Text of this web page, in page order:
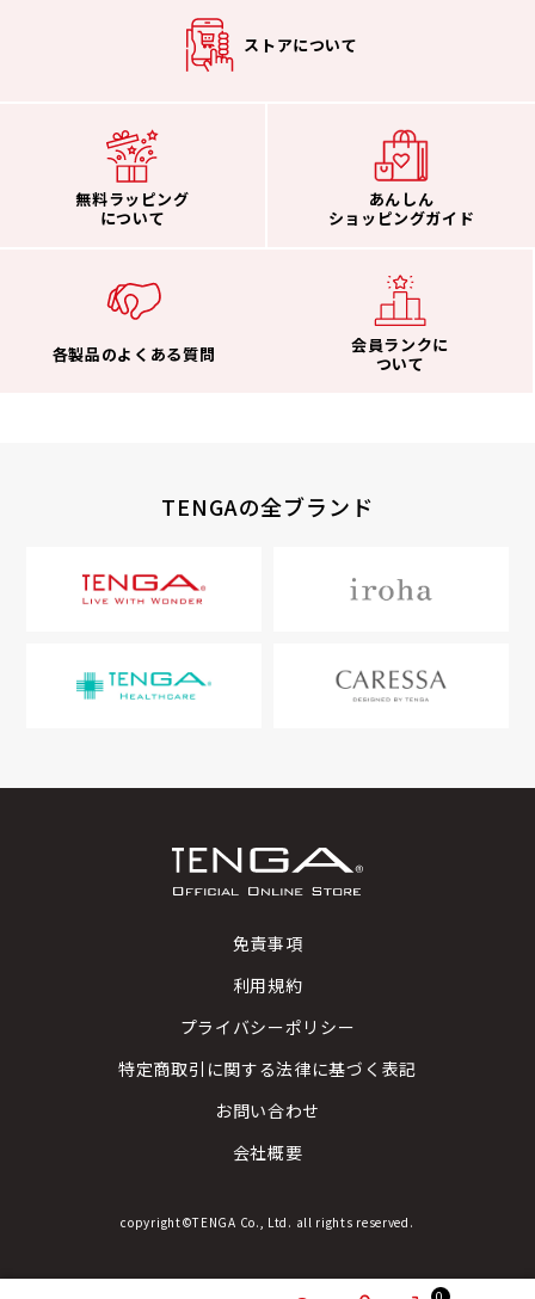
ストアについて
無料ラッピング
について
あんしん
ショッピングガイド
各製品のよくある質問
会員ランクに
ついて
TENGAの全ブランド
免責事項
利用規約
プライバシーポリシー
特定商取引に関する法律に基づく表記
お問い合わせ
会社概要
copyright©TENGA Co., Ltd. all rights reserved.